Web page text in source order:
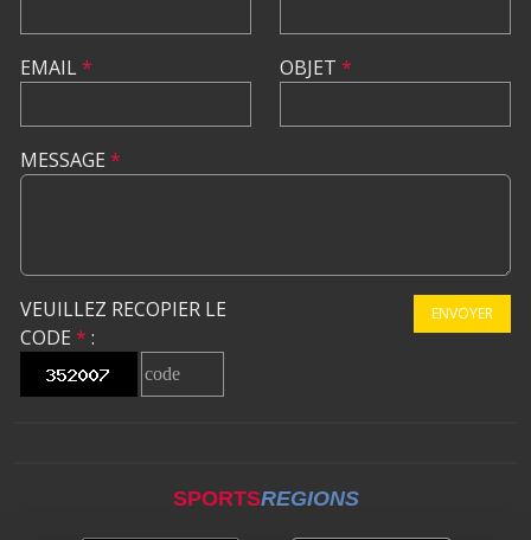
EMAIL* OBJET *
MESSAGE *
VEUILLEZ RECOPIER LE
CODE * :
ENVOYER
SPORTSREGIONS